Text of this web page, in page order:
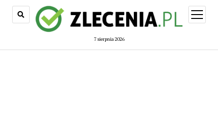
7 sierpnia 2026
open
menu